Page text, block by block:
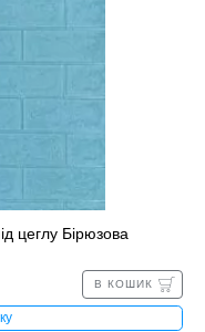
цеглу Бірюзова
В КОШИК